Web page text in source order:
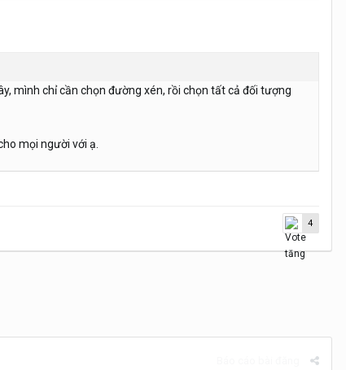
mình chỉ cần chọn đường xén, rồi chọn tất cả đối tượng
mọi người với ạ.
4